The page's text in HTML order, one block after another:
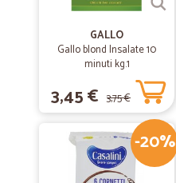
GALLO
Gallo blond Insalate 10
minuti kg.1
3,45 € 3,75 €
-20%